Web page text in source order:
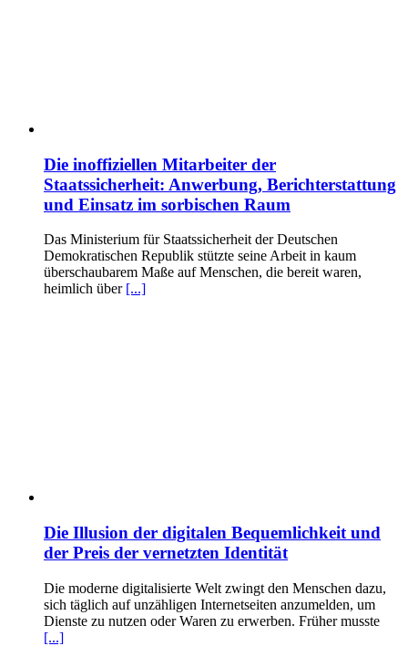
Die inoffiziellen Mitarbeiter der
Staatssicherheit: Anwerbung, Berichterstattung
und Einsatz im sorbischen Raum
Das Ministerium für Staatssicherheit der Deutschen
Demokratischen Republik stützte seine Arbeit in kaum
überschaubarem Maße auf Menschen, die bereit waren,
heimlich über [...]
Die Illusion der digitalen Bequemlichkeit und
der Preis der vernetzten Identität
Die moderne digitalisierte Welt zwingt den Menschen dazu,
sich täglich auf unzähligen Internetseiten anzumelden, um
Dienste zu nutzen oder Waren zu erwerben. Früher musste
[...]